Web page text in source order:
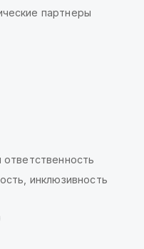
партнеры
ответственность
инклюзивность